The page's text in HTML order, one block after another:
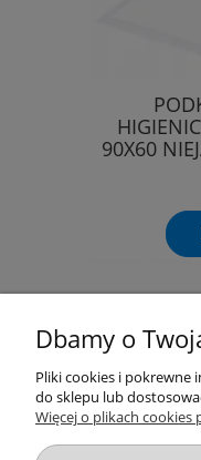
90X60
Przydatne linki
Nowości
Promocje
Dbamy o
Pliki cookies i pokrewne
do sklepu lub
Więcej o plikach cookies